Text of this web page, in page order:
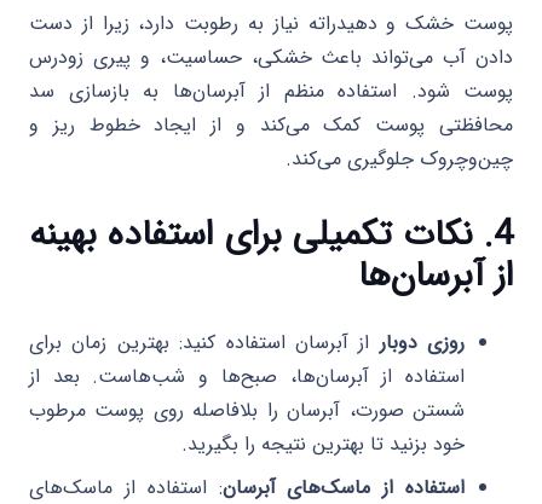
پوست خشک و دهیدراته نیاز به رطوبت دارد، زیرا از دست
دادن آب می‌تواند باعث خشکی، حساسیت، و پیری زودرس
پوست شود. استفاده منظم از آبرسان‌ها به بازسازی سد
محافظتی پوست کمک می‌کند و از ایجاد خطوط ریز و
چین‌وچروک جلوگیری می‌کند.
4. نکات تکمیلی برای استفاده بهینه
از آبرسان‌ها
روزی دوبار از آبرسان استفاده کنید: بهترین زمان برای
استفاده از آبرسان‌ها، صبح‌ها و شب‌هاست. بعد از
شستن صورت، آبرسان را بلافاصله روی پوست مرطوب
خود بزنید تا بهترین نتیجه را بگیرید.
استفاده از ماسک‌های آبرسان: استفاده از ماسک‌های